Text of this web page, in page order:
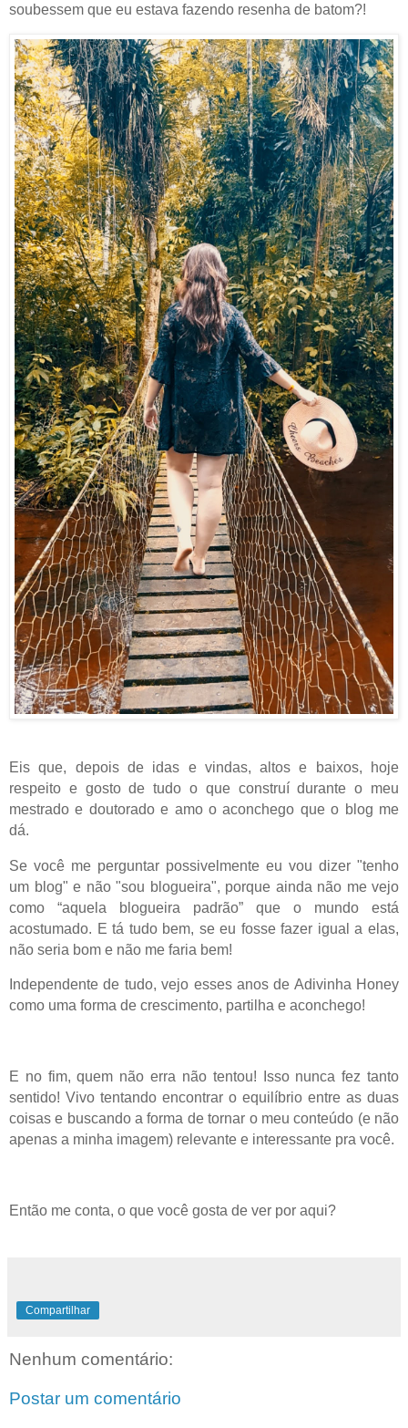
soubessem que eu estava fazendo resenha de batom?!
Eis que, depois de idas e vindas, altos e baixos, hoje
respeito e gosto de tudo o que construí durante o meu
mestrado e doutorado e amo o aconchego que o blog me
dá.
Se você me perguntar possivelmente eu vou dizer "tenho
um blog" e não "sou blogueira", porque ainda não me vejo
como “aquela blogueira padrão” que o mundo está
acostumado. E tá tudo bem, se eu fosse fazer igual a elas,
não seria bom e não me faria bem!
Independente de tudo, vejo esses anos de Adivinha Honey
como uma forma de crescimento, partilha e aconchego!
E no fim, quem não erra não tentou! Isso nunca fez tanto
sentido! Vivo tentando encontrar o equilíbrio entre as duas
coisas e buscando a forma de tornar o meu conteúdo (e não
apenas a minha imagem) relevante e interessante pra você.
Então me conta, o que você gosta de ver por aqui?
Compartilhar
Nenhum comentário:
Postar um comentário